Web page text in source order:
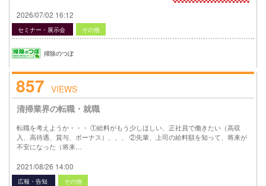
2026/07/02 16:12
セミナー・展示会 その他
掃除のつぼ
857 VIEWS
清掃業界の転職・就職
転職を考えようか・・・ ①給料がもう少しほしい、正社員で働きたい（高収
入、高待遇、賞与、ボーナス）、、、 ②先輩、上司の給料額を知って、将来が
不安になった（将来…
2021/08/26 14:00
広報・告知 その他